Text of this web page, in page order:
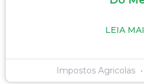
LEIA
Impostos Agricolas